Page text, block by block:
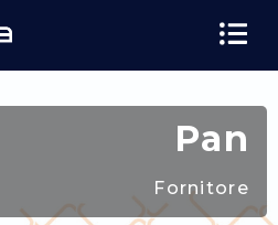
Pan
Fornitore